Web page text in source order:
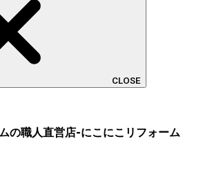
CLOSE
の職人直営店-にこにこリフォーム